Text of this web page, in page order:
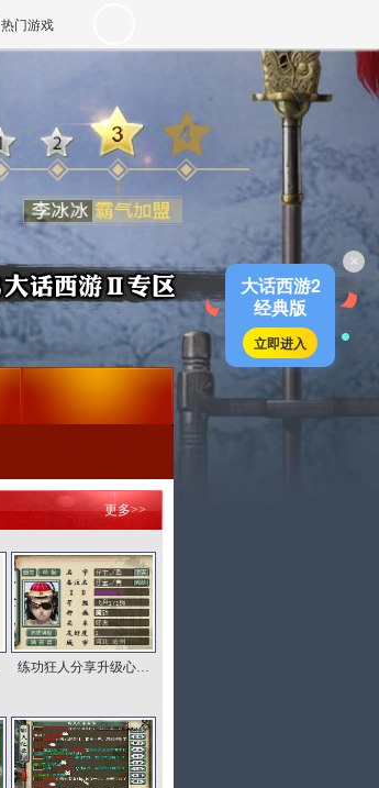
热门游戏
传奇4
新天龙八部
新仙侠5
更多>>
练功狂人分享升级心…
×
大话西游2
经典版
立即进入